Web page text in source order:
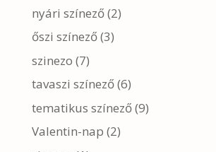
nyári színező(2)
őszi színező(3)
szinezo (7)
tavaszi színező(6)
tematikus színező(9)
Valentin-nap (2)